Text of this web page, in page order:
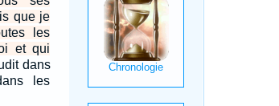
que je
les
et qui
dans
les